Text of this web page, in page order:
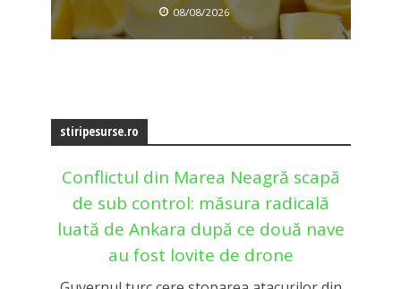
08/08/2026
stiripesurse.ro
Conflictul din Marea Neagră scapă
de sub control: măsura radicală
luată de Ankara după ce două nave
au fost lovite de drone